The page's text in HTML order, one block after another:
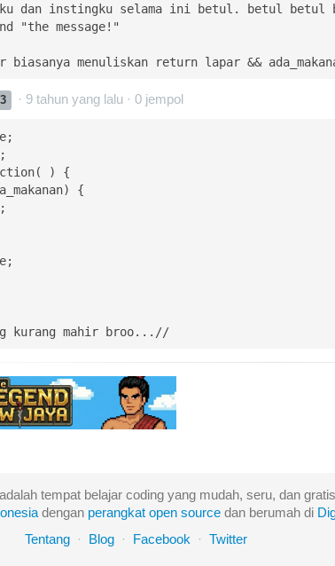
dan instingku selama ini betul. betul
"the message!"
biasanya menuliskan return lapar &&
3 · 9 tahun yang lalu · 0 jempol
) {
{
kurang mahir broo...//
tempat belajar coding yang mudah, seru, dan
dengan perangkat open source dan berumah di
Tentang
· Blog · Facebook · Twitter